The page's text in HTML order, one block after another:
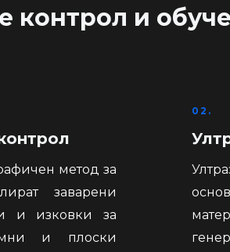
контрол и
метод за
заварени
и изковки за
и плоски
02.